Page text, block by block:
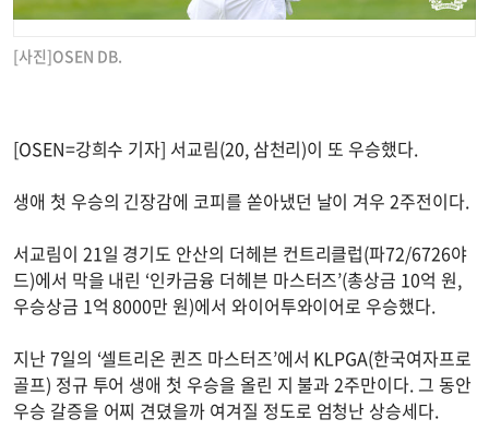
[사진]OSEN DB.
[OSEN=강희수 기자] 서교림(20, 삼천리)이 또 우승했다.
생애 첫 우승의 긴장감에 코피를 쏟아냈던 날이 겨우 2주전이다.
서교림이 21일 경기도 안산의 더헤븐 컨트리클럽(파72/6726야
드)에서 막을 내린 ‘인카금융 더헤븐 마스터즈’(총상금 10억 원,
우승상금 1억 8000만 원)에서 와이어투와이어로 우승했다.
지난 7일의 ‘셀트리온 퀸즈 마스터즈’에서 KLPGA(한국여자프로
골프) 정규 투어 생애 첫 우승을 올린 지 불과 2주만이다. 그 동안
우승 갈증을 어찌 견뎠을까 여겨질 정도로 엄청난 상승세다.